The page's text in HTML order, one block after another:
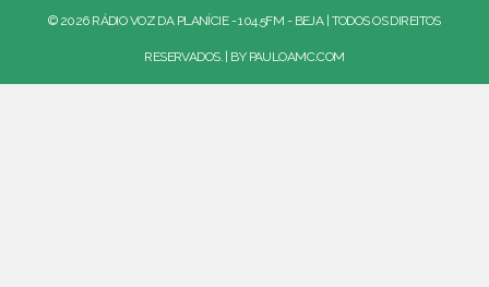
© 2026 RÁDIO VOZ DA PLANÍCIE - 104.5FM - BEJA | TODOS OS DIREITOS
RESERVADOS. | BY PAULOAMC.COM